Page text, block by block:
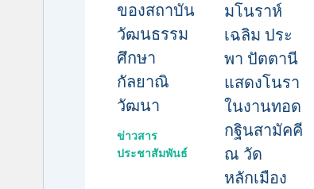
ของสถาบัน
วัฒนธรรม
ศึกษา
กัลยาณิ
วัฒนา
ข่าวสาร
ประชาสัมพันธ์
มโนราห์
เฉลิม ประ
พา ปัตตานี
แสดงโนรา
ในงานทอด
กฐินสามัคคี
ณ วัด
หลักเมือง